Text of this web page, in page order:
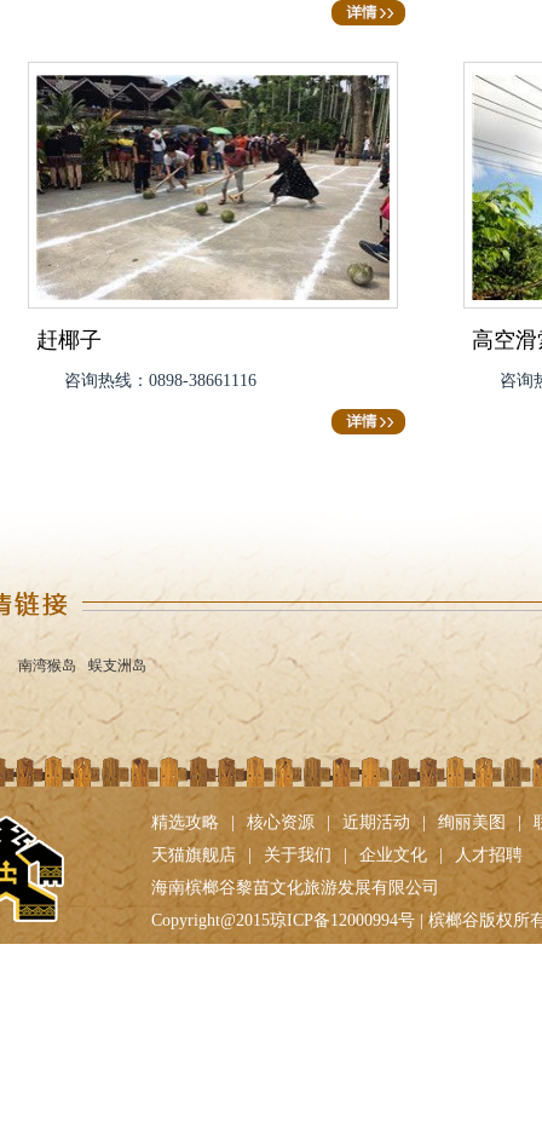
赶椰子
咨询热线：0898-38661116
高空滑
咨询热
南湾猴岛 蜈支洲岛
精选攻略 核心资源 近期活动 | 绚丽美图 |
天猫旗舰店
关于我们 企业文化
人才招聘
海南槟榔谷黎苗文化旅游发展有限公司
Copyright@2015琼ICP备12000994号 | 槟榔谷版权所